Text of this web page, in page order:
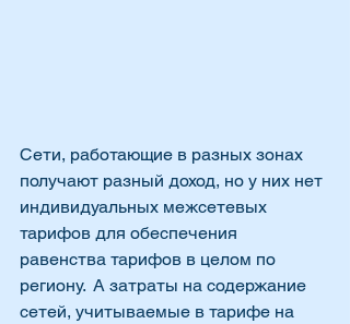
Сети, работающие в разных зонах
получают разный доход, но у них нет
индивидуальных межсетевых
тарифов для обеспечения
равенства тарифов в целом по
региону.  А затраты на содержание
сетей, учитываемые в тарифе на